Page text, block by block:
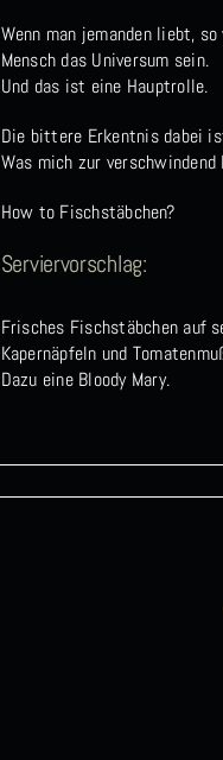
Wenn man jemanden liebt,
Mensch das Universum sein.
Und das ist eine Hauptrolle.
Die bittere Erkentnis dabei
Was mich zur
How to Fischstäbchen?
Serviervorschlag:
Frisches Fischstäbchen auf
Kapernäpfeln und
Dazu eine Bloody Mary.